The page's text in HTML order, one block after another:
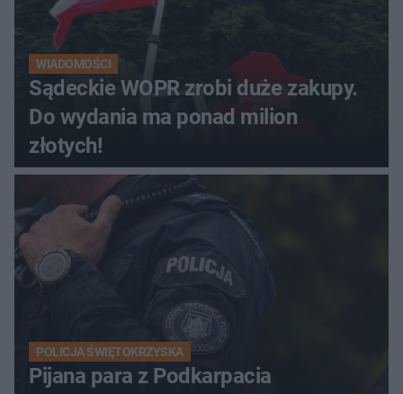
WIADOMOŚCI
Sądeckie WOPR zrobi duże zakupy.
Do wydania ma ponad milion
złotych!
POLICJA ŚWIĘTOKRZYSKA
Pijana para z Podkarpacia